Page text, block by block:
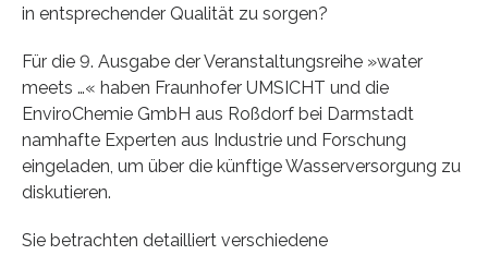
in entsprechender Qualität zu sorgen?
Für die 9. Ausgabe der Veranstaltungsreihe »water
meets …« haben Fraunhofer UMSICHT und die
EnviroChemie GmbH aus Roßdorf bei Darmstadt
namhafte Experten aus Industrie und Forschung
eingeladen, um über die künftige Wasserversorgung zu
diskutieren.
Sie betrachten detailliert verschiedene